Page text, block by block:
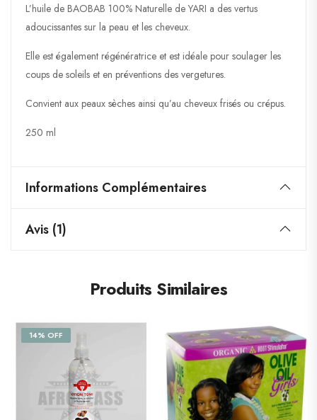
L’huile de BAOBAB 100% Naturelle de YARI a des vertus
adoucissantes sur la peau et les cheveux.
Elle est également régénératrice et est idéale pour soulager les
coups de soleils et en préventions des vergetures.
Convient aux peaux sèches ainsi qu’au cheveux frisés ou crépus.
250 ml
Informations Complémentaires
Avis (1)
Produits Similaires
14% OFF